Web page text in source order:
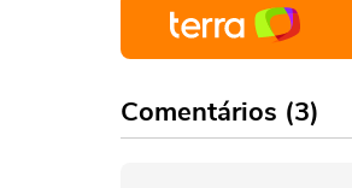
Comentários (3)